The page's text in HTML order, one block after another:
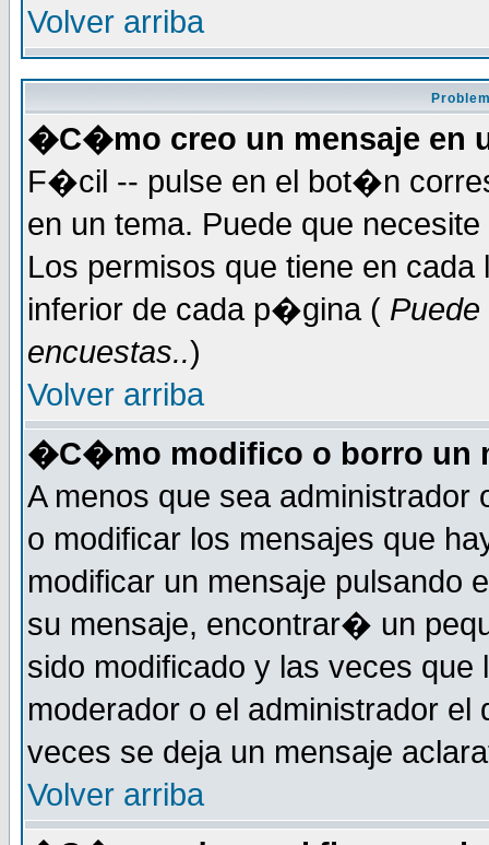
Volver arriba
�C�mo creo un mensaje en
F�cil -- pulse en el bot�n
en un tema. Puede que
Los permisos que tiene en
inferior de cada p�gina (
encuestas..)
Volver arriba
�C�mo modifico o borro un
A menos que sea administrador
o modificar los mensajes que
modificar un mensaje pulsando
su mensaje, encontrar� un
sido modificado y las veces
moderador o el administrador
veces se deja un mensaje
Volver arriba